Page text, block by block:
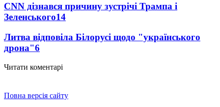
CNN дізнався причину зустрічі Трампа і
Зеленського14
Литва відповіла Білорусі щодо "українського
дрона"6
Читати коментарі
Повна версія сайту